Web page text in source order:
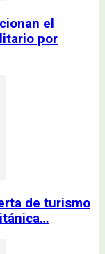
el
por
de turismo